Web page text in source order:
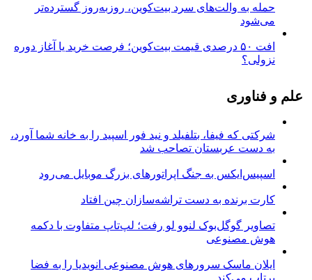
حمله به والت‌های سرد بیت‌کوین، روزبه‌روز گسترده‌تر
می‌شود
افت ۵۰ درصدی قیمت بیت‌کوین؛ فرصت خرید یا آغاز دوره
نزولی؟
علم و فناوری
شرکتی که فیفا، بتلفیلد و نید فور اسپید را به خانه شما آورد،
به دست عربستان تصاحب شد
اسپیس‌ایکس به جنگ اپراتورهای بزرگ موبایل می‌رود
کارت برنده به دست تراشه‌سازان چین افتاد
تصاویر گوگل‌بوک لنوو لو رفت؛ لپ‌تاپ متفاوت با دکمه
هوش مصنوعی
ایلان ماسک سرورهای هوش مصنوعی انویدیا را به فضا
پرتاب می‌کند